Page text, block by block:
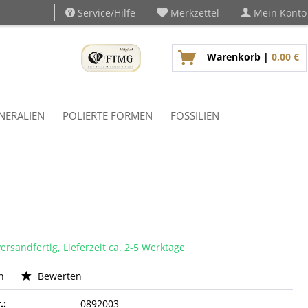
Service/Hilfe Merkzettel Mein Konto
Warenkorb | 0,00 €
POLIERTE FORMEN FOSSILIEN
Lieferzeit ca. 2-5 Werktage
Bewerten
0892003